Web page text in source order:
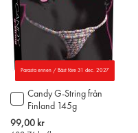
Parasta ennen / Bäst före 31 dec. 2027
Candy G-String från
Finland 145g
Special
99,00 kr
Lägg
till
i